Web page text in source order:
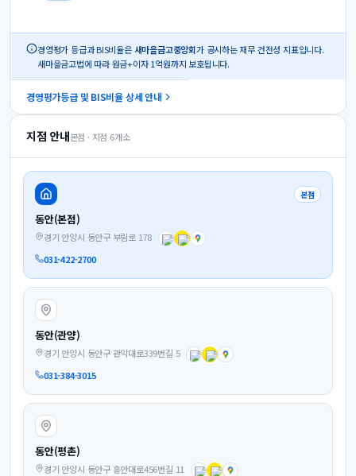
경영평가 등급과 BIS비율은 새마을금고중앙회가 공시하는 재무 건전성 지표입니다.
새마을금고법에 따라 원금+이자 1억원까지 보호됩니다.
경영평가등급 및 BIS비율 상세 안내
지점 안내본점 · 지점 6개소
본점
동안(본점)
경기 안양시 동안구 부림로 178
031-422-2700
동안(관양)
경기 안양시 동안구 관악대로339번길 5
031-384-3015
동안(평촌)
경기 안양시 동안구 흥안대로456번길 11